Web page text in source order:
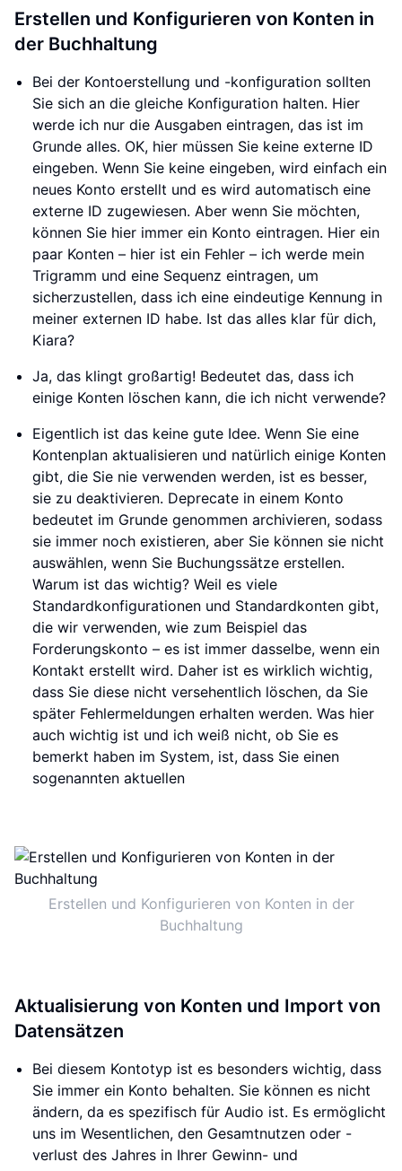
Erstellen und Konfigurieren von Konten in
der Buchhaltung
Bei der Kontoerstellung und -konfiguration sollten
Sie sich an die gleiche Konfiguration halten. Hier
werde ich nur die Ausgaben eintragen, das ist im
Grunde alles. OK, hier müssen Sie keine externe ID
eingeben. Wenn Sie keine eingeben, wird einfach ein
neues Konto erstellt und es wird automatisch eine
externe ID zugewiesen. Aber wenn Sie möchten,
können Sie hier immer ein Konto eintragen. Hier ein
paar Konten – hier ist ein Fehler – ich werde mein
Trigramm und eine Sequenz eintragen, um
sicherzustellen, dass ich eine eindeutige Kennung in
meiner externen ID habe. Ist das alles klar für dich,
Kiara?
Ja, das klingt großartig! Bedeutet das, dass ich
einige Konten löschen kann, die ich nicht verwende?
Eigentlich ist das keine gute Idee. Wenn Sie eine
Kontenplan aktualisieren und natürlich einige Konten
gibt, die Sie nie verwenden werden, ist es besser,
sie zu deaktivieren. Deprecate in einem Konto
bedeutet im Grunde genommen archivieren, sodass
sie immer noch existieren, aber Sie können sie nicht
auswählen, wenn Sie Buchungssätze erstellen.
Warum ist das wichtig? Weil es viele
Standardkonfigurationen und Standardkonten gibt,
die wir verwenden, wie zum Beispiel das
Forderungskonto – es ist immer dasselbe, wenn ein
Kontakt erstellt wird. Daher ist es wirklich wichtig,
dass Sie diese nicht versehentlich löschen, da Sie
später Fehlermeldungen erhalten werden. Was hier
auch wichtig ist und ich weiß nicht, ob Sie es
bemerkt haben im System, ist, dass Sie einen
sogenannten aktuellen
Erstellen und Konfigurieren von Konten in der
Buchhaltung
Aktualisierung von Konten und Import von
Datensätzen
Bei diesem Kontotyp ist es besonders wichtig, dass
Sie immer ein Konto behalten. Sie können es nicht
ändern, da es spezifisch für Audio ist. Es ermöglicht
uns im Wesentlichen, den Gesamtnutzen oder -
verlust des Jahres in Ihrer Gewinn- und